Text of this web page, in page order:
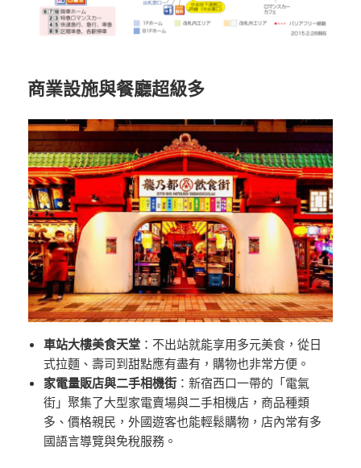
商業設施與餐廳超級多
車站大樓美食天堂 ：不出站就能享用多元美食，從日
式拉麵、壽司到甜點應有盡有，購物也非常方便。
家電量販店與二手相機街 ：新宿西口一帶的「電氣
街」聚集了大型家電賣場與二手相機店，商品種類
多、價格親民，外國遊客也能輕鬆購物，店內常有多
國語言導覽與免稅服務。